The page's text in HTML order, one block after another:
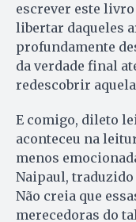
escrever este
libertar daqueles
profundamente
da verdade final
redescobrir
E comigo, dileto
aconteceu na
menos
Naipaul,
Não creia que
merecedoras do